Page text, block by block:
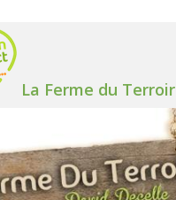
La Ferme du Terroir